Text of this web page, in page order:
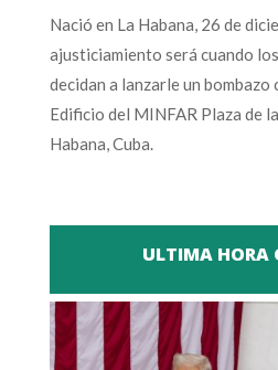
Nació en La Habana, 26 de
ajusticiamiento será cuando
decidan a lanzarle un bombazo
Edificio del MINFAR Plaza de
Habana, Cuba.
ULTIMA HORA